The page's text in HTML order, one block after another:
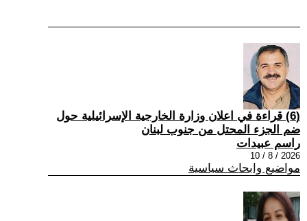
(6) قراءة في اعلان وزارة الخارجية الإسرائيلية حول
ضم الجزء المحتل من جنوب لبنان
راسم عبيدات
2026 / 8 / 10
مواضيع وابحاث سياسية